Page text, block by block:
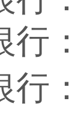
：
：